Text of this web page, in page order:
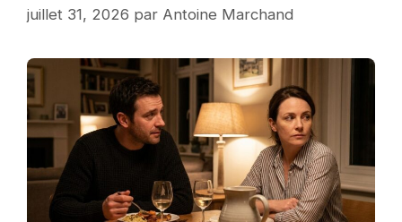
juillet 31, 2026 par Antoine Marchand